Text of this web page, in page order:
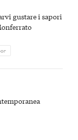
gustare i sapori